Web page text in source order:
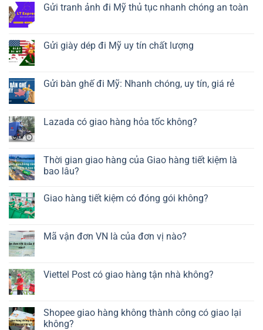
Gửi tranh ảnh đi Mỹ thủ tục nhanh chóng an toàn
Gửi giày dép đi Mỹ uy tín chất lượng
Gửi bàn ghế đi Mỹ: Nhanh chóng, uy tín, giá rẻ
Lazada có giao hàng hỏa tốc không?
Thời gian giao hàng của Giao hàng tiết kiệm là
bao lâu?
Giao hàng tiết kiệm có đóng gói không?
Mã vận đơn VN là của đơn vị nào?
Viettel Post có giao hàng tận nhà không?
Shopee giao hàng không thành công có giao lại
không?